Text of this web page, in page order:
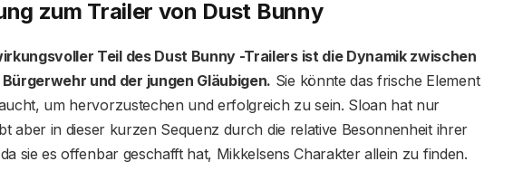
zum Trailer von Dust Bunny
Teil des Dust Bunny -Trailers ist die Dynamik zwischen
und der jungen Gläubigen. Sie könnte das frische Element
um hervorzustechen und erfolgreich zu sein. Sloan hat nur
aber in dieser kurzen Sequenz durch die relative Besonnenheit ihrer
sie es offenbar geschafft hat, Mikkelsens Charakter allein zu finden.